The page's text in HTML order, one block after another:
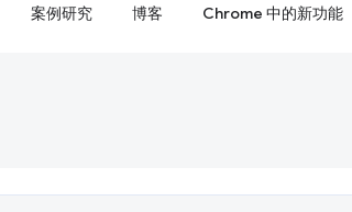
案例研究 博客 Chrome 中的新功能